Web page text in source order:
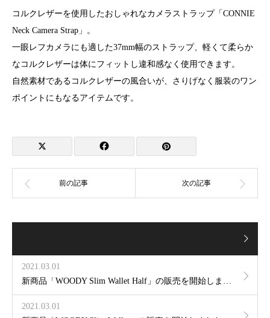
コルクレザーを使用したおしゃれなカメラストラップ「CONNIE
Neck Camera Strap」。
一眼レフカメラにも適した37mm幅のストラップ、軽くて柔らか
なコルクレザーは体にフィットし違和感なく使用できます。
自然素材であるコルクレザーの風合いが、さりげなく服装のワン
ポイントにもなるアイテムです。
2021.03.01
新商品「WOODY Slim Wallet Half」の販売を開始しました
2021.03.01